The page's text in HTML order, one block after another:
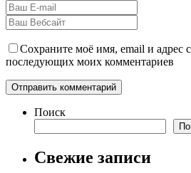
Сохраните моё имя, email и адрес
последующих моих комментариев
Поиск
Свежие записи